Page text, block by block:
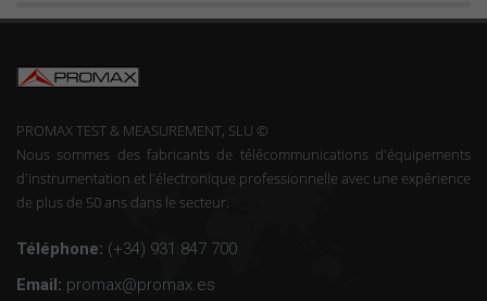
PROMAX TEST & MEASUREMENT, SLU ©
Nous sommes des fabricants de télécommunications d'équipements
d'instrumentation et l'électronique professionnelle avec une expérience
de plus de 50 ans dans le secteur.
Téléphone: (+34) 931 847 700
Email: promax@promax.es